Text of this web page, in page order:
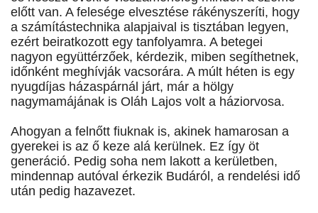
előtt van. A felesége elvesztése rákényszeríti, hogy
a számítástechnika alapjaival is tisztában legyen,
ezért beiratkozott egy tanfolyamra. A betegei
nagyon együttérzőek, kérdezik, miben segíthetnek,
időnként meghívják vacsorára. A múlt héten is egy
nyugdíjas házaspárnál járt, már a hölgy
nagymamájának is Oláh Lajos volt a háziorvosa.
Ahogyan a felnőtt fiuknak is, akinek hamarosan a
gyerekei is az ő keze alá kerülnek. Ez így öt
generáció. Pedig soha nem lakott a kerületben,
mindennap autóval érkezik Budáról, a rendelési idő
után pedig hazavezet.